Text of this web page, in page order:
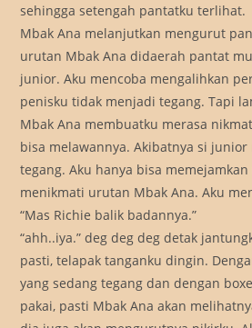
sehingga setengah pantatku terlihat.
Mbak Ana melanjutkan mengurut
urutan Mbak Ana didaerah pantat
junior. Aku mencoba mengalihkan
penisku tidak menjadi tegang. Tapi
Mbak Ana membuatku merasa
bisa melawannya. Akibatnya si
tegang. Aku hanya bisa
menikmati urutan Mbak Ana. Aku
“Mas Richie balik badannya.”
“ahh..iya.” deg deg deg detak
pasti, telapak tanganku dingin.
yang sedang tegang dan dengan
pakai, pasti Mbak Ana akan